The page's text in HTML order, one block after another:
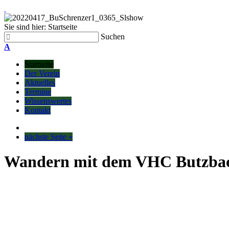
Sie sind hier: Startseite
Suchen
A
Startseite
Der Verein
Aktuelles
Termine
Wissenswertes
Kontakt
nächste Seite »
Wandern mit dem VHC